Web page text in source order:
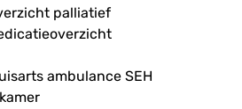
palliatief
ambulance SEH